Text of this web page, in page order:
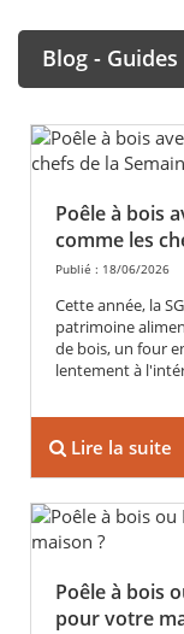
Blog -
Poêle à bois
comme les
Publié : 18/06/2026
Cette année, la
patrimoine
de bois, un four
lentement à
Lire la suite
Poêle à bois
pour votre